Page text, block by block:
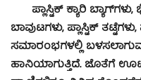
ಪ್ಲಾಸ್ಟಿಕ್ ಕ್ಯಾರಿ ಬ್ಯಾಗ್‍ಗಳು,
ಬಾವುಟಗಳು, ಪ್ಲಾಸ್ಟಿಕ್
ಸಮಾರಂಭಗಳಲ್ಲಿ
ಹಾನಿಯಾಗುತ್ತಿದೆ. ಜೊತೆಗೆ